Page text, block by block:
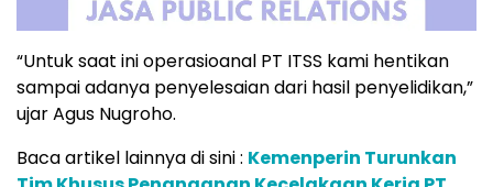
“Untuk saat ini operasioanal PT ITSS kami hentikan
sampai adanya penyelesaian dari hasil penyelidikan,”
ujar Agus Nugroho.
Baca artikel lainnya di sini : Kemenperin Turunkan